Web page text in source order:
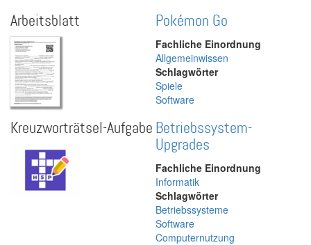
Arbeitsblatt Pokémon Go
Fachliche Einordnung
Allgemeinwissen
Schlagwörter
Spiele
Software
Kreuzworträtsel-Aufgabe Betriebssystem-
Upgrades
Fachliche Einordnung
Informatik
Schlagwörter
Betriebssysteme
Software
Computernutzung